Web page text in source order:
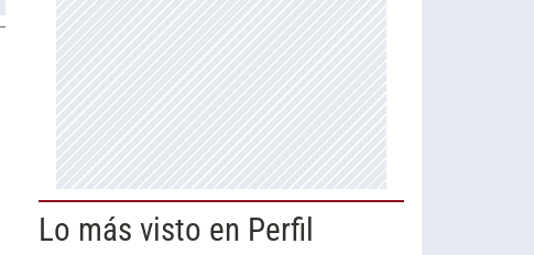
Lo más visto en Perfil